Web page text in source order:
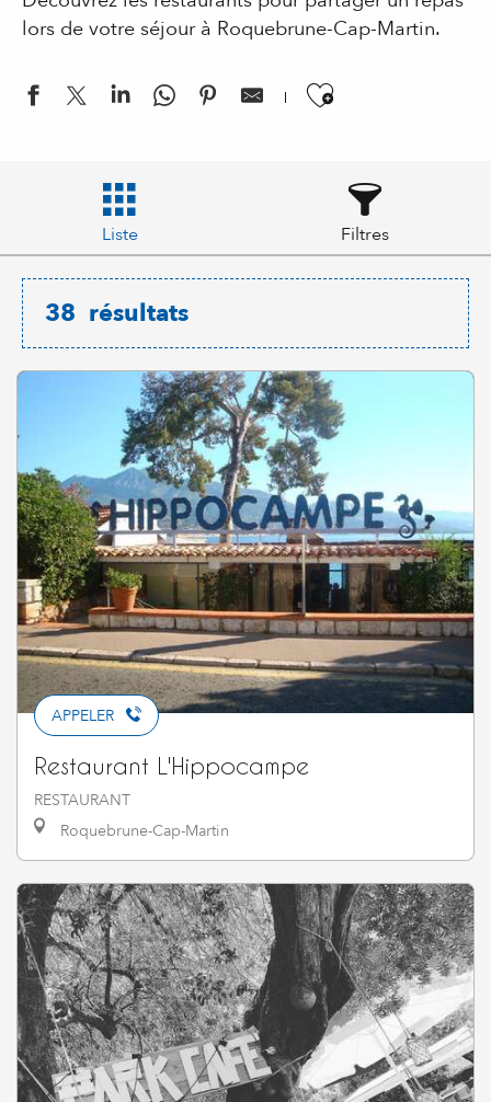
lors de votre séjour à Roquebrune-Cap-Martin.
Ajouter
Liste Filtres
38 résultats
APPELER
Restaurant L'Hippocampe
RESTAURANT
Roquebrune-Cap-Martin